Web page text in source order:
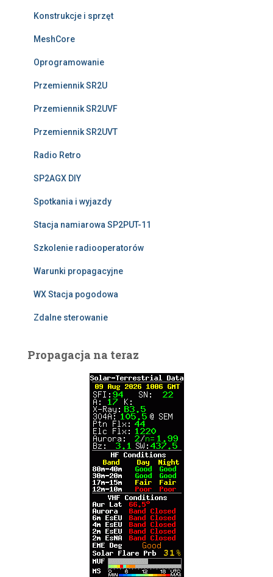
Konstrukcje i sprzęt
MeshCore
Oprogramowanie
Przemiennik SR2U
Przemiennik SR2UVF
Przemiennik SR2UVT
Radio Retro
SP2AGX DIY
Spotkania i wyjazdy
Stacja namiarowa SP2PUT-11
Szkolenie radiooperatorów
Warunki propagacyjne
WX Stacja pogodowa
Zdalne sterowanie
Propagacja na teraz